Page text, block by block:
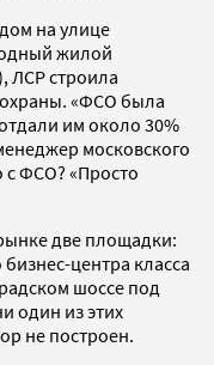
на улице
жилой
ЛСР строила
«ФСО была
им около 30%
московского
ФСО? «Просто
две площадки:
центра класса
шоссе под
один из этих
не построен.